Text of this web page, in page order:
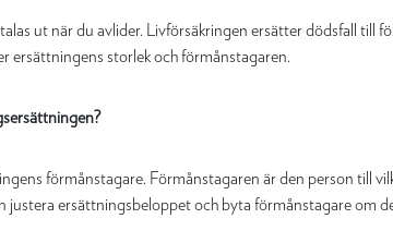
ut när du avlider. Livförsäkringen ersätter dödsfall till
ersättningens storlek och förmånstagaren.
förmånstagare. Förmånstagaren är den person till
justera ersättningsbeloppet och byta förmånstagare om